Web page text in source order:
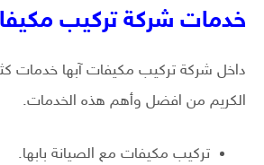
خدمات شركة تركيب
داخل شركة تركيب مكيفات آبها خدمات
الكريم من افضل وأهم هذه الخدمات.
تركيب مكيفات مع الصيانة بابها.